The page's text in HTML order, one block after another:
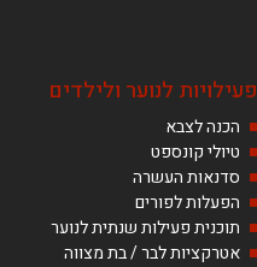
פעילויות לנוער ולילדים
הכנה לצבא
טיולי קונספט
סדנאות העשרה
הפעלות לפורים
תוכנית פעילות שנתית לנוער
אטרקציות לבר / בת מצווה